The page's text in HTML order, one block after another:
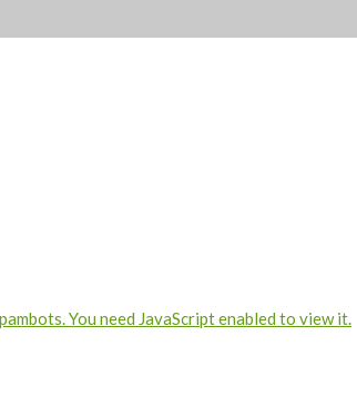
You need JavaScript enabled to view it.